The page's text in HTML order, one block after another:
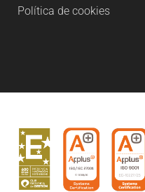
Política de cookies